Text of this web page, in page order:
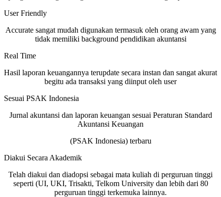
User Friendly
Accurate sangat mudah digunakan termasuk oleh orang awam yang
tidak memiliki background pendidikan akuntansi
Real Time
Hasil laporan keuangannya terupdate secara instan dan sangat akurat
begitu ada transaksi yang diinput oleh user
Sesuai PSAK Indonesia
Jurnal akuntansi dan laporan keuangan sesuai Peraturan Standard
Akuntansi Keuangan
(PSAK Indonesia) terbaru
Diakui Secara Akademik
Telah diakui dan diadopsi sebagai mata kuliah di perguruan tinggi
seperti (UI, UKI, Trisakti, Telkom University dan lebih dari 80
perguruan tinggi terkemuka lainnya.